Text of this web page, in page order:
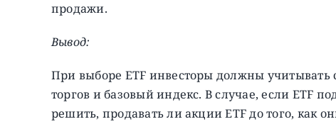
продажи.
Вывод:
При выборе ETF инвесторы должны
торгов и базовый индекс. В случае, если ETF
решить, продавать ли акции ETF до того, как